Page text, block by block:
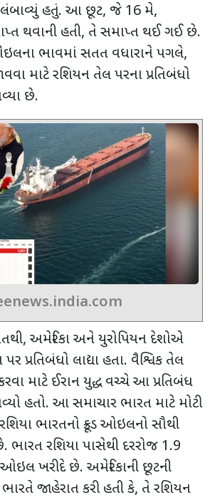
હતું. આ છૂટ, જે 16 મે,
થવાની હતી, તે સમાપ્ત થઈ ગઈ છે.
ભાવમાં સતત વધારાને પગલે,
માટે રશિયન તેલ પરના પ્રતિબંધો
છે.
, અમેરિકા અને યુરોપિયન દેશોએ
પ્રતિબંધો લાદ્યા હતા. વૈશ્વિક તેલ
માટે ઈરાન યુદ્ધ વચ્ચે આ પ્રતિબંધ
હતો. આ સમાચાર ભારત માટે મોટી
ભારતનો ક્રૂડ ઓઇલનો સૌથી
ભારત રશિયા પાસેથી દરરોજ 1.9
ઓઇલ ખરીદે છે. અમેરિકાની છૂટની
જાહેરાત કરી હતી કે, તે રશિયન